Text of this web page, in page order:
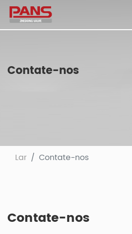
Contate-nos
Lar Contate-nos
Contate-nos